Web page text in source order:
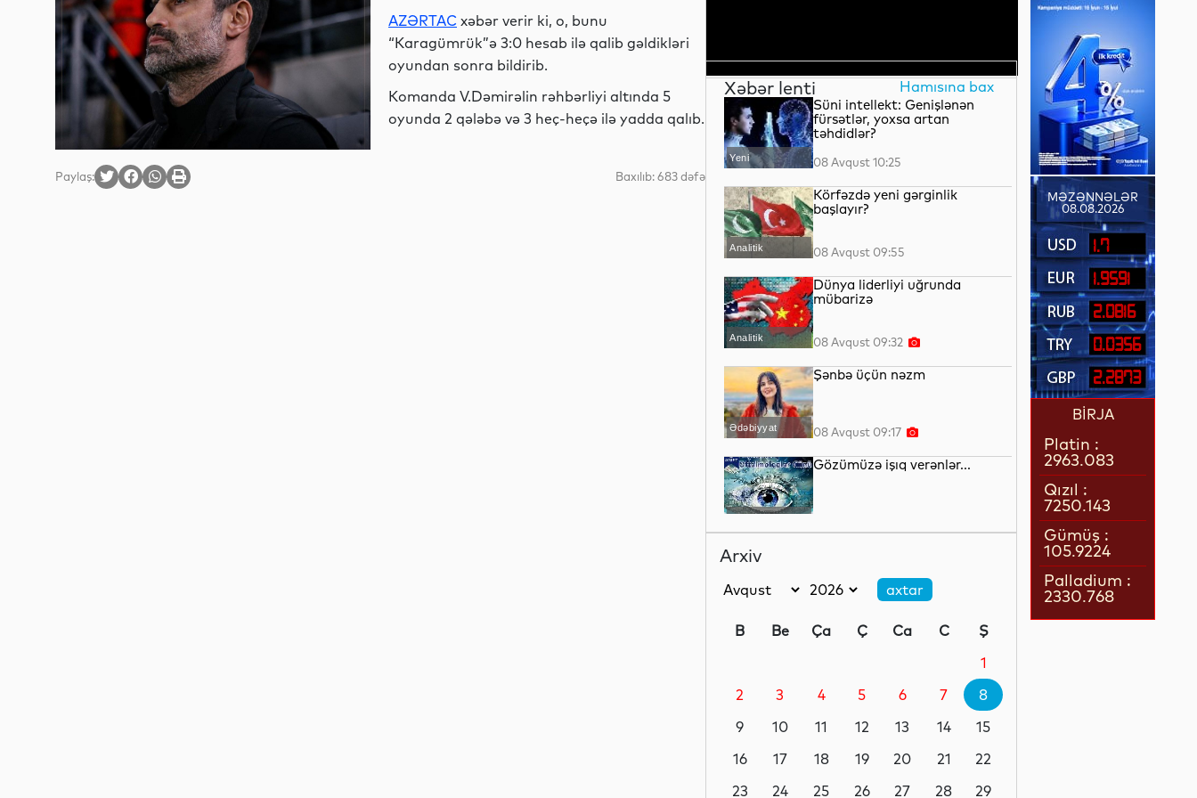
AZƏRTAC xəbər verir ki, o, bunu
“Karagümrük”ə 3:0 hesab ilə qalib gəldikləri
oyundan sonra bildirib.
Komanda V.Dəmirəlin rəhbərliyi altında 5
oyunda 2 qələbə və 3 heç-heçə ilə yadda qalıb.
Paylaş: Baxılıb: 683 dəfə
Xəbər lenti Hamısına bax
Yeni
Süni intellekt: Genişlənən
fürsətlər, yoxsa artan
təhdidlər?
08 Avqust 10:25
Analitik
Körfəzdə yeni gərginlik
başlayır?
08 Avqust 09:55
Analitik
Dünya liderliyi uğrunda
mübarizə
08 Avqust 09:32
Ədəbiyyat
Şənbə üçün nəzm
08 Avqust 09:17
Sosial
Gözümüzə işıq verənlər...
Dünya 07 Avqust 23:21
Maraqlı
Uzun müddət televizor
dəyişiklik olur
07 Avqust 22:17
Arxiv
B Be Ça Ç Ca C
Ş
1
2
3 4 5 6 7
8
9
10 11 12 13 14
15
16
17 18 19 20 21
22
23
24 25 26 27 28
29
MƏZƏNNƏLƏR
08.08.2026
1.7
1.9591
2.0816
0.0356
2.2873
BİRJA
Platin :
2963.083
Qızıl :
7250.143
Gümüş :
105.9224
Palladium :
2330.768